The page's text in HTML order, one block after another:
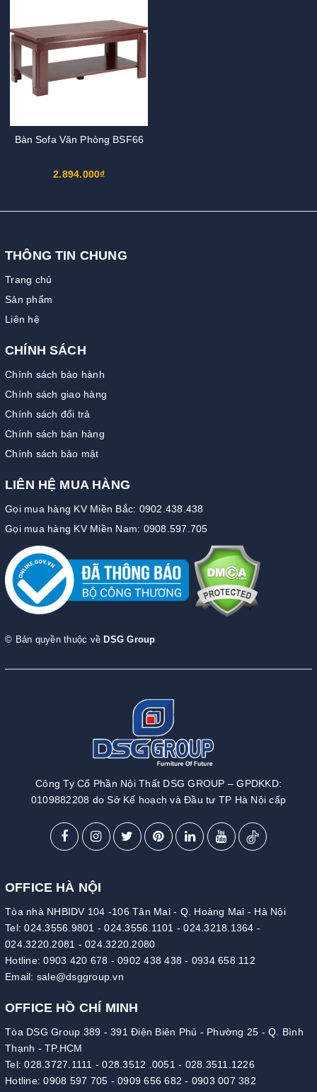
Bàn Sofa Văn Phòng BSF66
2.894.000₫
THÔNG TIN CHUNG
Trang chủ
Sản phẩm
Liên hệ
CHÍNH SÁCH
Chính sách bảo hành
Chính sách giao hàng
Chính sách đổi trả
Chính sách bán hàng
Chính sách bảo mật
LIÊN HỆ MUA HÀNG
Gọi mua hàng KV Miền Bắc: 0902.438.438
Gọi mua hàng KV Miền Nam: 0908.597.705
© Bản quyền thuộc về DSG Group
Công Ty Cổ Phần Nội Thất DSG GROUP – GPDKKD:
0109882208 do Sở Kế hoạch và Đầu tư TP Hà Nội cấp
OFFICE HÀ NỘI
Tòa nhà NHBIDV 104 -106 Tân Mai - Q. Hoàng Mai - Hà Nội
Tel:024.3556.9801 -024.3556.1101 -024.3218.1364 -
024.3220.2081 - 024.3220.2080
Hotline:0903 420 678 - 0902 438 438 - 0934 658 112
Email: sale@dsggroup.vn
OFFICE HỒ CHÍ MINH
Tòa DSG Group 389 - 391 Điện Biên Phủ - Phường 25 - Q. Bình
Thạnh - TP.HCM
Tel:028.3727.1111 -028.3512 .0051 - 028.3511.1226
Hotline:0908 597 705 - 0909 656 682 - 0903 007 382